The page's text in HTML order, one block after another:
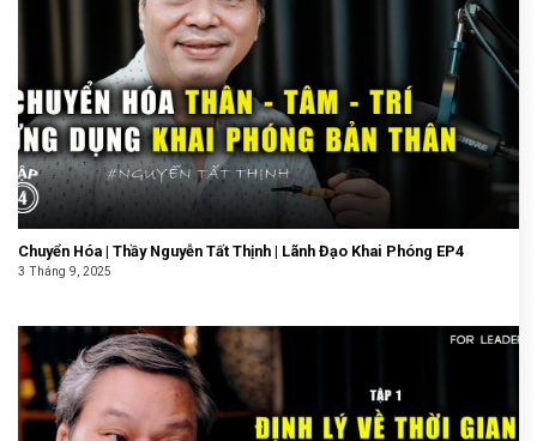
Chuyển Hóa | Thầy Nguyễn Tất Thịnh | Lãnh Đạo Khai Phóng EP4
3 Tháng 9, 2025